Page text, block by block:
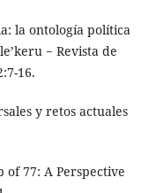
la ontología política
− Revista de
16.
y retos actuales
of 77: A Perspective